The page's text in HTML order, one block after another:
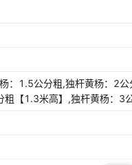
：1.5公分粗,独杆黄杨：2公
【1.3米高】,独杆黄杨：3
】,黄杨苗：30-40厘米高【